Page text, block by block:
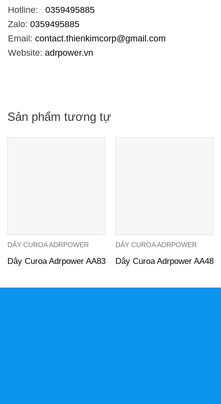
Hotline: 0359495885
Zalo: 0359495885
Email: contact.thienkimcorp@gmail.com
Website: adrpower.vn
Sản phẩm tương tự
DÂY CUROA ADRPOWER
Dây Curoa Adrpower AA83
DÂY CUROA ADRPOWER
Dây Curoa Adrpower AA48